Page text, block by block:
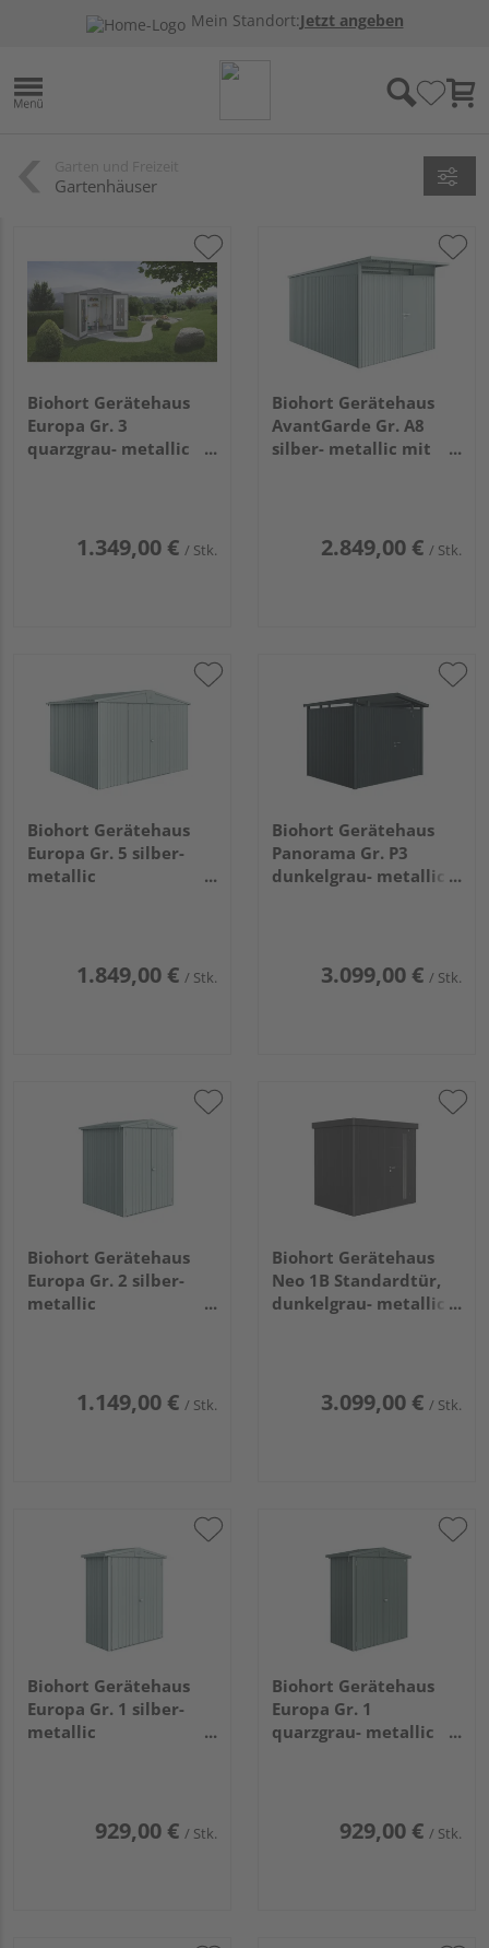
Mein Standort:Jetzt angeben
Gartenhäuser
Biohort Gerätehaus
Europa Gr. 3
quarzgrau- metallic
1.349,00 € / Stk.
Biohort Gerätehaus
AvantGarde Gr. A8
silber- metallic mit
2.849,00 € / Stk.
Biohort Gerätehaus
Europa Gr. 5 silber-
metallic
1.849,00 € / Stk.
Biohort Gerätehaus
Panorama Gr. P3
dunkelgrau- metallic
3.099,00 € / Stk.
Biohort Gerätehaus
Europa Gr. 2 silber-
metallic
1.149,00 € / Stk.
Biohort Gerätehaus
Neo 1B Standardtür,
dunkelgrau- metallic
3.099,00 € / Stk.
Biohort Gerätehaus
Europa Gr. 1 silber-
metallic
929,00 € / Stk.
Biohort Gerätehaus
Europa Gr. 1
quarzgrau- metallic
929,00 € / Stk.